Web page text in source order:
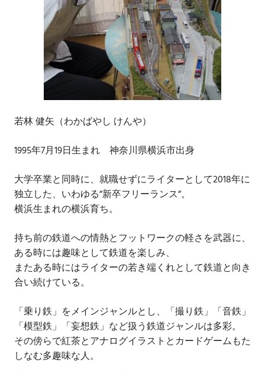
若林 健矢（わかばやし けんや）
1995年7月19日生まれ 神奈川県横浜市出身
大学卒業と同時に、就職せずにライターとして2018年に
独立した、いわゆる”新卒フリーランス”。
横浜生まれの横浜育ち。
持ち前の鉄道への情熱とフットワークの軽さを武器に、
ある時には趣味として鉄道を楽しみ、
またある時にはライターの若き端くれとして鉄道と向き
合い続けている。
「乗り鉄」をメインジャンルとし、「撮り鉄」「音鉄」
「模型鉄」「妄想鉄」など扱う鉄道ジャンルは多彩。
その傍らで紅茶とアナログイラストとカードゲームもた
しなむ多趣味な人。